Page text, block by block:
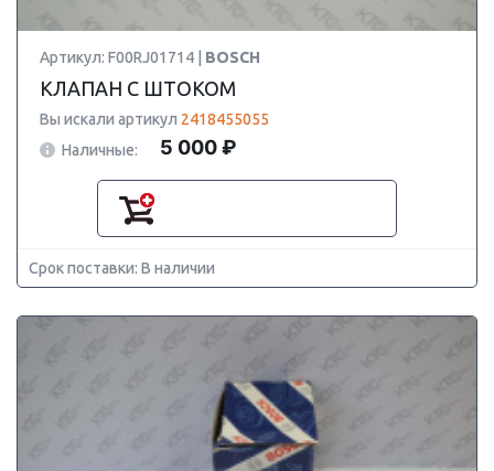
Артикул: F00RJ01714 | BOSCH
КЛАПАН С ШТОКОМ
Вы искали артикул 2418455055
Наличные:
5 000 ₽
Срок поставки: В наличии